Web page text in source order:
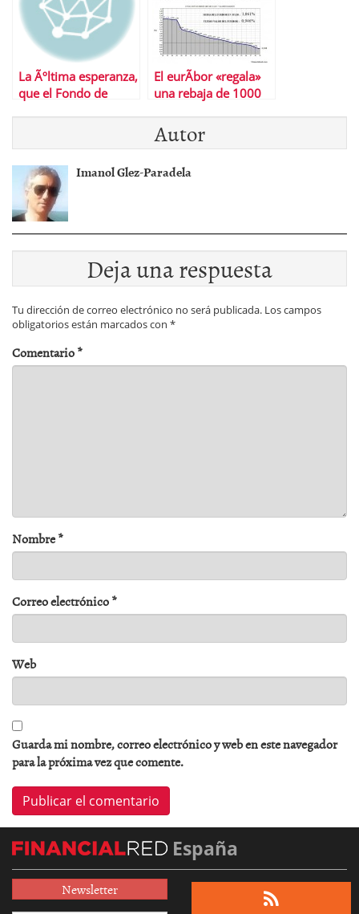
La Ãºltima esperanza,
que el Fondo de
El eurÃ­bor «regala»
una rebaja de 1000
Autor
Imanol Glez-Paradela
Deja una respuesta
Tu dirección de correo electrónico no será publicada. Los campos
obligatorios están marcados con *
Comentario*
Nombre*
Correo electrónico*
Web
Guarda mi nombre, correo electrónico y web en este navegador
para la próxima vez que comente.
España
Newsletter